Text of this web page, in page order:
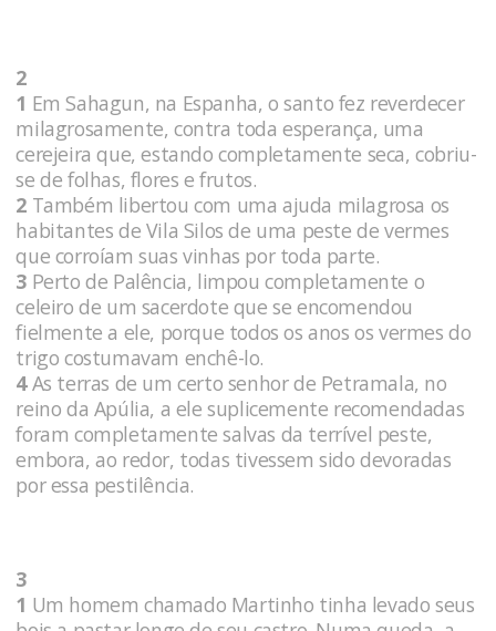
2
1 Em Sahagun, na Espanha, o santo fez reverdecer
milagrosamente, contra toda esperança, uma
cerejeira que, estando completamente seca, cobriu-
se de folhas, flores e frutos.
2 Também libertou com uma ajuda milagrosa os
habitantes de Vila Silos de uma peste de vermes
que corroíam suas vinhas por toda parte.
3 Perto de Palência, limpou completamente o
celeiro de um sacerdote que se encomendou
fielmente a ele, porque todos os anos os vermes do
trigo costumavam enchê-lo.
4As terras de um certo senhor de Petramala, no
reino da Apúlia, a ele suplicemente recomendadas
foram completamente salvas da terrível peste,
embora, ao redor, todas tivessem sido devoradas
por essa pestilência.
3
1 Um homem chamado Martinho tinha levado seus